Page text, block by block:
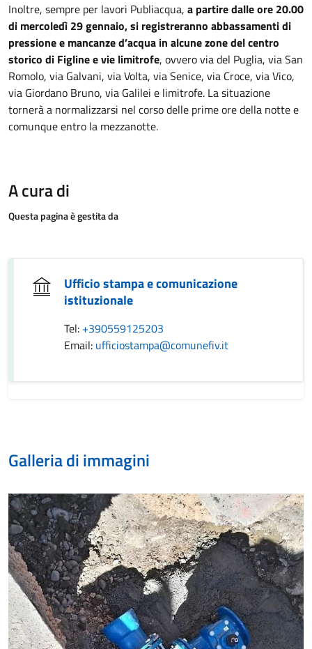
Inoltre, sempre per lavori Publiacqua, a partire dalle ore 20.00
di mercoledì 29 gennaio, si registreranno abbassamenti di
pressione e mancanze d’acqua in alcune zone del centro
storico di Figline e vie limitrofe, ovvero via del Puglia, via San
Romolo, via Galvani, via Volta, via Senice, via Croce, via Vico,
via Giordano Bruno, via Galilei e limitrofe. La situazione
tornerà a normalizzarsi nel corso delle prime ore della notte e
comunque entro la mezzanotte.
A cura di
Questa pagina è gestita da
Ufficio stampa e comunicazione
istituzionale
Tel: +390559125203
Email: ufficiostampa@comunefiv.it
Galleria di immagini